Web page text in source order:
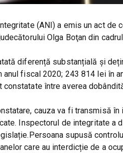
(ANI) a emis un act
Olga Boţan din
diferență substanțială și
fiscal 2020; 243 814 lei în
între averea
cauza va fi transmisă
Inspectorul de integritate a
supusă
care au interdicție de a